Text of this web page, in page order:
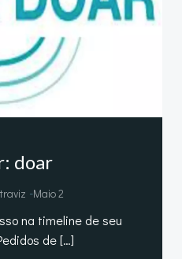
doar
-Maio 2
na timeline de seu
de […]